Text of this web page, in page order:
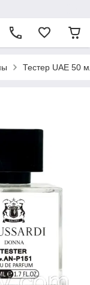
Тестер UAE 50